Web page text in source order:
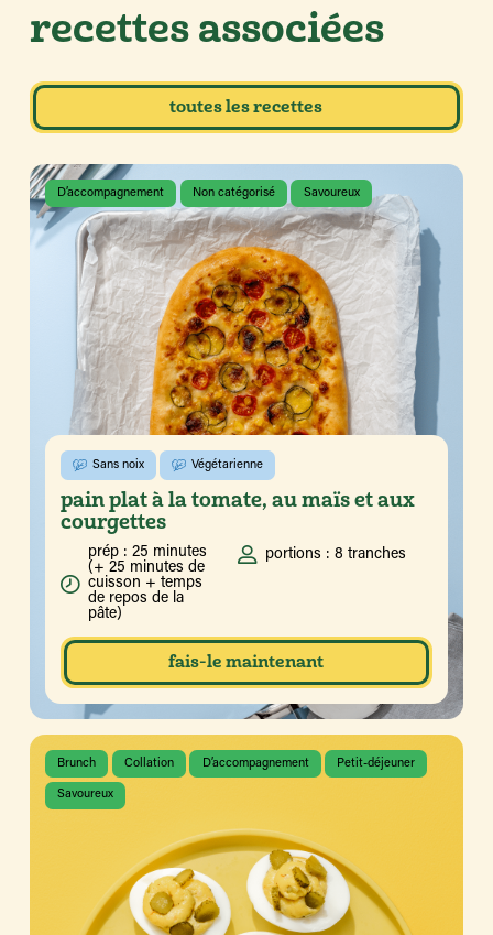
recettes associées
toutes les recettes
D’accompagnement Non catégorisé Savoureux
Sans noix Végétarienne
pain plat à la tomate, au maïs et aux
courgettes
prép : 25 minutes
(+ 25 minutes de
cuisson + temps
de repos de la
pâte)
portions : 8 tranches
fais-le maintenant
Brunch Collation D’accompagnement Petit-déjeuner
Savoureux